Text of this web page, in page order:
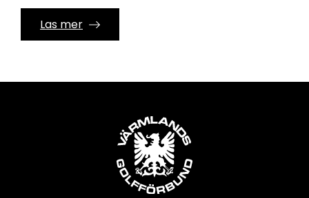
Las mer